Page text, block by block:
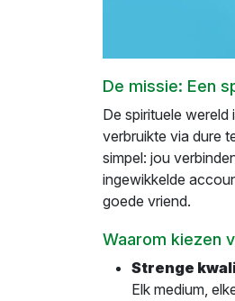
De missie: Een
De spirituele
verbruikte via dure
simpel: jou
ingewikkelde
goede vriend.
Waarom kiezen
Strenge
Elk medium,